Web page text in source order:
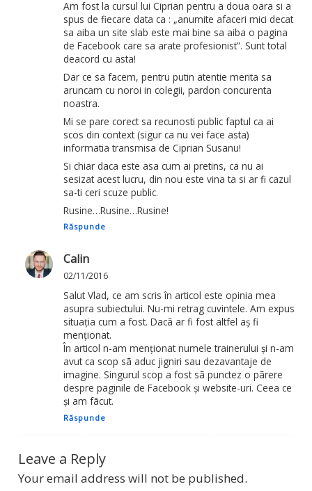
Am fost la cursul lui Ciprian pentru a doua oara si a
spus de fiecare data ca : „anumite afaceri mici decat
sa aiba un site slab este mai bine sa aiba o pagina
de Facebook care sa arate profesionist”. Sunt total
deacord cu asta!
Dar ce sa facem, pentru putin atentie merita sa
aruncam cu noroi in colegii, pardon concurenta
noastra.
Mi se pare corect sa recunosti public faptul ca ai
scos din context (sigur ca nu vei face asta)
informatia transmisa de Ciprian Susanu!
Si chiar daca este asa cum ai pretins, ca nu ai
sesizat acest lucru, din nou este vina ta si ar fi cazul
sa-ti ceri scuze public.
Rusine…Rusine…Rusine!
Răspunde
Calin
02/11/2016
Salut Vlad, ce am scris în articol este opinia mea
asupra subiectului. Nu-mi retrag cuvintele. Am expus
situaţia cum a fost. Dacã ar fi fost altfel aş fi
menţionat.
În articol n-am menţionat numele trainerului şi n-am
avut ca scop sã aduc jigniri sau dezavantaje de
imagine. Singurul scop a fost sã punctez o pãrere
despre paginile de Facebook şi website-uri. Ceea ce
şi am fãcut.
Răspunde
Leave a Reply
Your email address will not be published.